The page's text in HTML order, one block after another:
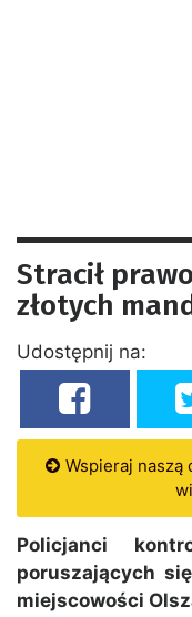
Stracił
złotych
Udostępnij na:
Wspieraj naszą
Policjanci
poruszających
miejscowości